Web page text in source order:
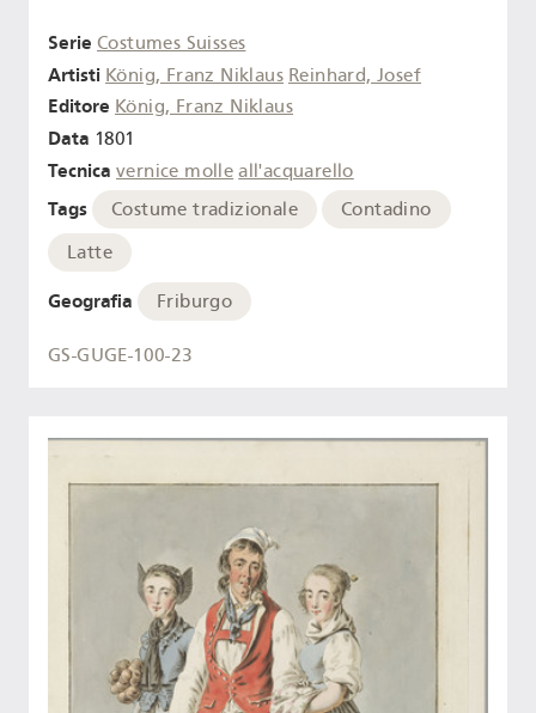
Serie Costumes Suisses
Artisti König, Franz Niklaus Reinhard, Josef
Editore König, Franz Niklaus
Data 1801
Tecnica vernice molle all'acquarello
Tags Costume tradizionale
Contadino
Latte
Geografia Friburgo
GS-GUGE-100-23